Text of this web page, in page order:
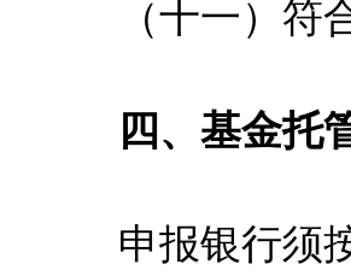
（十一）符合
四、基金托管
申报银行须按